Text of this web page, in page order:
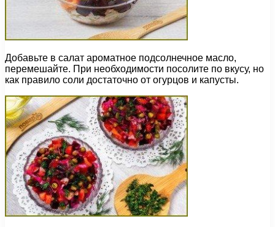
Добавьте в салат ароматное подсолнечное масло,
перемешайте. При необходимости посолите по вкусу, но
как правило соли достаточно от огурцов и капусты.